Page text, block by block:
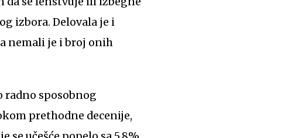
izbora. Delovala je i
nemali je i broj onih
radno sposobnog
prethodne decenije,